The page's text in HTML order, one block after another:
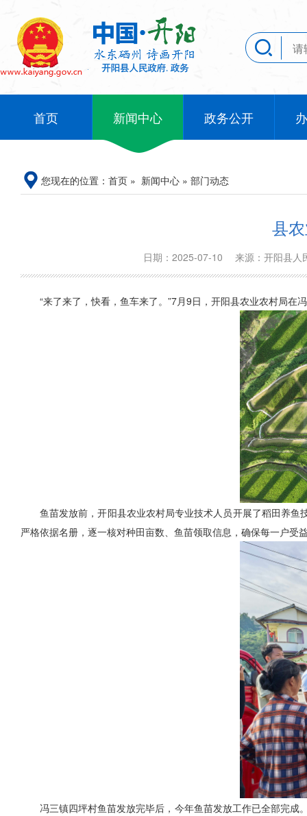
首页 新闻中心 政务公开
您现在的位置： 首页 » 新闻中心 » 部门动态
县
日期：2025-07-10 来源：开阳县
“来了来了，快看，鱼车来了。”7月9日，开阳县农业农村局
鱼苗发放前，开阳县农业农村局专业技术人员开展了稻田养
严格依据名册，逐一核对种田亩数、鱼苗领取信息，确保每一户受
冯三镇四坪村鱼苗发放完毕后，今年鱼苗发放工作已全部完成